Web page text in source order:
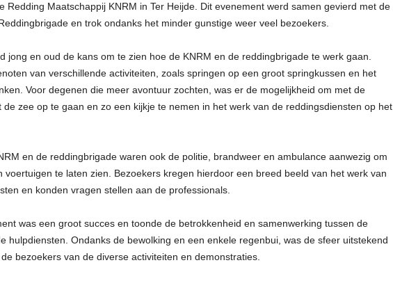
Redding Maatschappij KNRM in Ter Heijde. Dit evenement werd samen gevierd met de
en trok ondanks het minder gunstige weer veel bezoekers.
jong en oud de kans om te zien hoe de KNRM en de reddingbrigade te werk gaan.
van verschillende activiteiten, zoals springen op een groot springkussen en het
Voor degenen die meer avontuur zochten, was er de mogelijkheid om met de
de zee op te gaan en zo een kijkje te nemen in het werk van de reddingsdiensten op het
en de reddingbrigade waren ook de politie, brandweer en ambulance aanwezig om
voertuigen te laten zien. Bezoekers kregen hierdoor een breed beeld van het werk van
en konden vragen stellen aan de professionals.
was een groot succes en toonde de betrokkenheid en samenwerking tussen de
hulpdiensten. Ondanks de bewolking en een enkele regenbui, was de sfeer uitstekend
bezoekers van de diverse activiteiten en demonstraties.